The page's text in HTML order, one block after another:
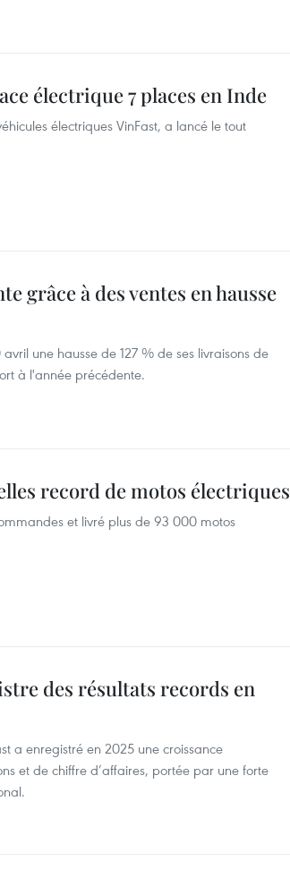
électrique 7 places en Inde
électriques VinFast, a lancé le tout
grâce à des ventes en hausse
une hausse de 127 % de ses livraisons de
à l'année précédente.
record de motos électriques
et livré plus de 93 000 motos
des résultats records en
a enregistré en 2025 une croissance
et de chiffre d’affaires, portée par une forte